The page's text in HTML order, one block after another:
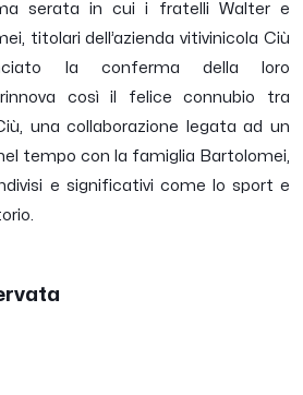
serata in cui i fratelli Walter e
titolari dell’azienda vitivinicola Ciù
la conferma della loro
rinnova così il felice connubio tra
una collaborazione legata ad un
tempo con la famiglia Bartolomei,
e significativi come lo sport e